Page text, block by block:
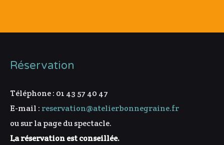
Réservation
Téléphone : 01 43 57 40 47
E-mail : reservation@atelierbonnegraine.fr
ou sur la page du spectacle.
La réservation est conseillée.